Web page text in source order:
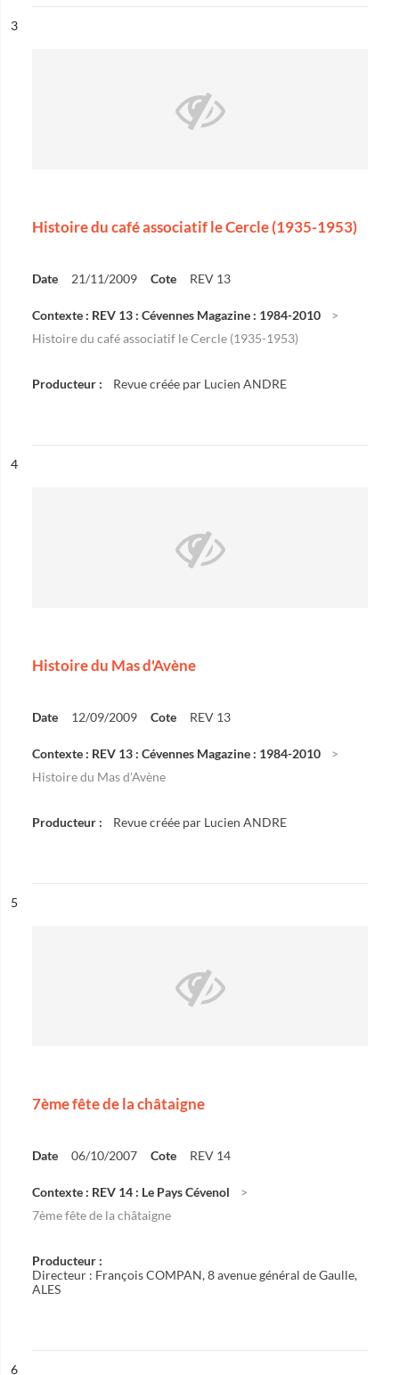
n°
3
Histoire du café associatif le Cercle (1935-1953)
Date 21/11/2009 Cote REV 13
Contexte : REV 13 : Cévennes Magazine : 1984-2010
Histoire du café associatif le Cercle (1935-1953)
Producteur : Revue créée par Lucien ANDRE
n°
4
Histoire du Mas d'Avène
Date 12/09/2009 Cote REV 13
Contexte : REV 13 : Cévennes Magazine : 1984-2010
Histoire du Mas d'Avène
Producteur : Revue créée par Lucien ANDRE
n°
5
7ème fête de la châtaigne
Date 06/10/2007 Cote REV 14
Contexte : REV 14 : Le Pays Cévenol
7ème fête de la châtaigne
Producteur :
Directeur : François COMPAN, 8 avenue général de Gaulle,
ALES
n°
6